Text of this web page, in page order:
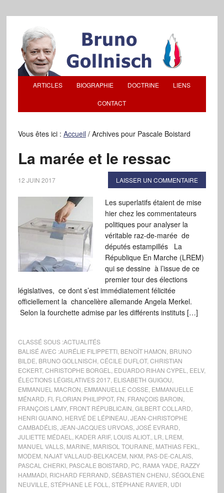
ARTICLES BIOGRAPHIE DOCTRINE LIENS
CONTACT
Vous êtes ici : Accueil /Archives pour Pascale Boistard
La marée et le ressac
12 JUIN 2017 LAISSER UN COMMENTAIRE
Les superlatifs étaient de mise
hier chez les commentateurs
politiques pour analyser la
véritable raz-de-marée de
députés estampillés La
République En Marche (LREM)
qui se dessine à l’issue de ce
premier tour des élections
législatives, ce dont s’est immédiatement félicitée
officiellement la chancelière allemande Angela Merkel.
Selon la fourchette admise par les différents instituts […]
CLASSÉ SOUS :ACTUALITÉS
BALISÉ AVEC :AURÉLIE FILIPPETTI, BENOÎT HAMON BRUNO
BILDE BRUNO GOLLNISCH CÉCILE DUFLOT, CHRISTIAN
ECKERT, CHRISTOPHE BORGEL EDUARDO RIHAN CYPEL EELV,
ÉLECTIONS LÉGISLATIVES 2017, ELISABETH GUIGOU
EMMANUEL MACRON EMMANUELLE COSSE EMMANUELLE
MÉNARD FI, FLORIAN PHILIPPOT, FN FRANÇOIS BAROIN
FRANÇOIS LAMY, FRONT RÉPUBLICAIN GILBERT COLLARD
HENRI GUAINO, HERVÉ DE LÉPINEAU JEAN-CHRISTOPHE
CAMBADÉLIS, JEAN-JACQUES URVOAS, JOSÉ EVRARD
JULIETTE MÉDAEL
KADER ARIF, LOUIS ALIOT. LR LREM
MANUEL VALLS, MARINE MARISOL TOURAINE MATHIAS FEKL
MODEM NAJAT VALLAUD-BELKACEM NKM PAS-DE-CALAIS,
PASCAL CHERKI, PASCALE BOISTARD PC RAMA YADE RAZZY
HAMMADI, RICHARD FERRAND SÉBASTIEN CHENU SÉGOLÈNE
NEUVILLE STÉPHANE LE FOLL STÉPHANE RAVIER UDI